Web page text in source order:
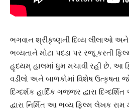
ભગવાન શ્રીકૃષ્ણની દિવ્ય લીલાઓ
ભવ્યતાને મોટા પદડા પર રજૂ કરતી ફિલ્મ
હૃદયમ્ હાલમાં ધુમ મચાવી રહી છે. આ
વડીલો અને બાળકોમાં વિશેષ ઉત્કૃષતા
દિગ્દર્શક હાર્દિક ગજ્જર દ્વારા
દ્વારા નિર્મિત આ ભવ્ય ફિલ્મ લેખક રામ